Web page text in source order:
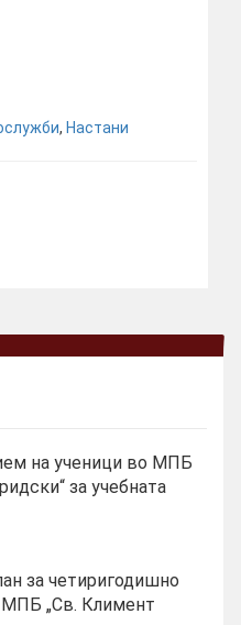
, Настани
на ученици во МПБ
за учебната
за четиригодишно
МПБ „Св. Климент